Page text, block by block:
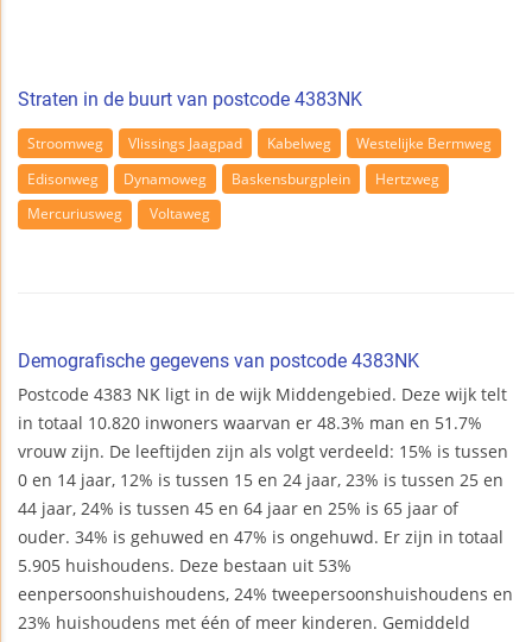
Straten in de buurt van postcode 4383NK
Stroomweg Vlissings Jaagpad Kabelweg
Westelijke Bermweg
Edisonweg
Dynamoweg Baskensburgplein
Hertzweg
Mercuriusweg
Voltaweg
Demografische gegevens van postcode 4383NK
Postcode 4383 NK ligt in de wijk Middengebied. Deze wijk telt
in totaal 10.820 inwoners waarvan er 48.3% man en 51.7%
vrouw zijn. De leeftijden zijn als volgt verdeeld: 15% is tussen
0 en 14 jaar, 12% is tussen 15 en 24 jaar, 23% is tussen 25 en
44 jaar, 24% is tussen 45 en 64 jaar en 25% is 65 jaar of
ouder. 34% is gehuwed en 47% is ongehuwd. Er zijn in totaal
5.905 huishoudens. Deze bestaan uit 53%
eenpersoonshuishoudens, 24% tweepersoonshuishoudens en
23% huishoudens met één of meer kinderen. Gemiddeld